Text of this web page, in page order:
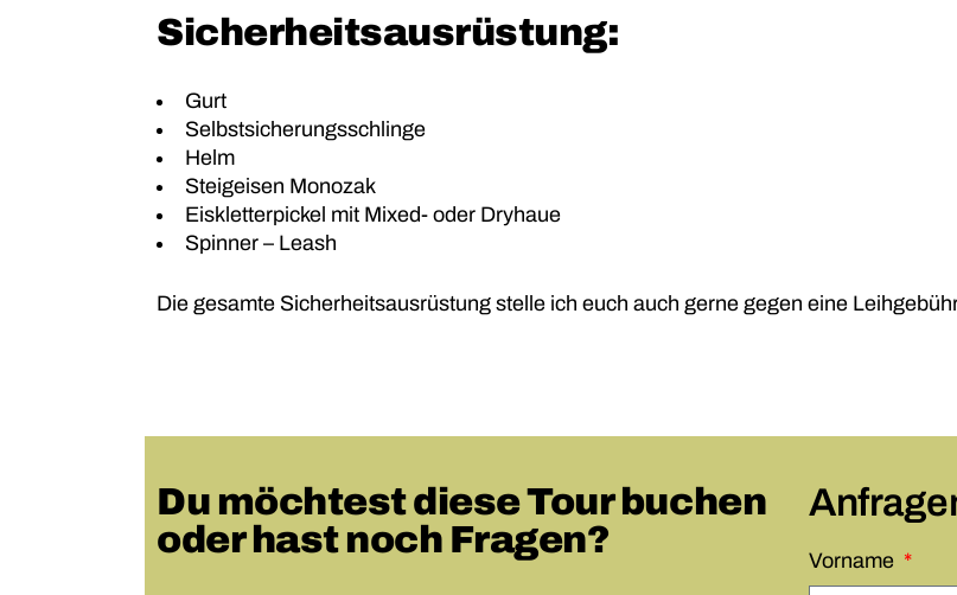
Sicherheitsausrüstung:
Gurt
Selbstsicherungsschlinge
Helm
Steigeisen Monozak
Eiskletterpickel mit Mixed- oder Dryhaue
Spinner – Leash
Die gesamte Sicherheitsausrüstung stelle ich euch auch gerne gegen eine
Du möchtest diese Tour buchen
oder hast noch Fragen?
Vorname